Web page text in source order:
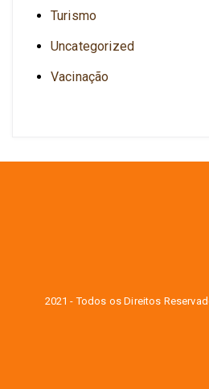
Turismo
Uncategorized
Vacinação
2021 - Todos os Direitos